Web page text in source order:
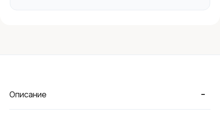
-
Описание